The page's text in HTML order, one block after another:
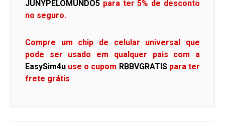
JUNYPELOMUNDO5 para ter 5% de desconto
no seguro.
Compre um chip de celular universal que
pode ser usado em qualquer pais com a
EasySim4u use o cupom RBBVGRATIS para ter
frete grátis